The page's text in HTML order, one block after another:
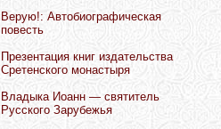
Верую!: Автобиографическая
повесть
Презентация книг издательства
Сретенского монастыря
Владыка Иоанн — святитель
Русского Зарубежья